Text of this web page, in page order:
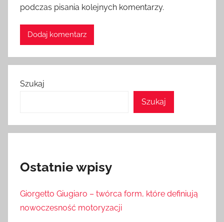
podczas pisania kolejnych komentarzy.
Szukaj
Szukaj
Ostatnie wpisy
Giorgetto Giugiaro – twórca form, które definiują
nowoczesność motoryzacji